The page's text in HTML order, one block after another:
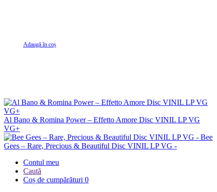
Adaugă în coș
Al Bano & Romina Power – Effetto Amore Disc VINIL LP VG
VG+
Bee
Gees – Rare, Precious & Beautiful Disc VINIL LP VG -
Contul meu
Caută
Coș de cumpărături 0